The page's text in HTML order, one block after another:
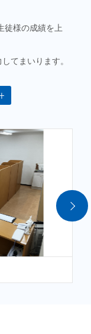
徒様の成績を上
てまいります。
が重要になって
なっていくので